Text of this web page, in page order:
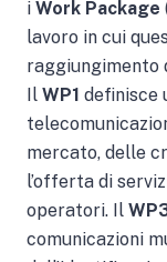
i Work Package
lavoro in cui
raggiungimento
Il WP1 definisce
mercato, delle
l’offerta di
operatori. Il
comunicazioni